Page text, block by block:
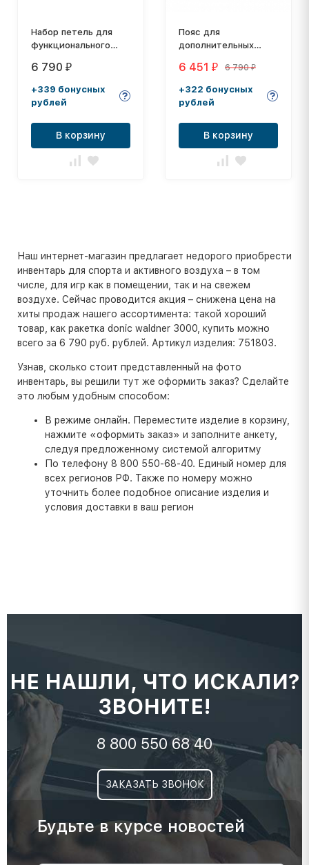
Набор петель для
функционального
профессиональный
6 790 ₽
+339 бонусных
рублей
В корзину
Пояс для
дополнительных
Fitness Dipping Belt
8553-04
6 451 ₽ 6 790₽
+322 бонусных
рублей
В корзину
Наш интернет-магазин предлагает недорого приобрести
инвентарь для спорта и активного воздуха – в том
числе, для игр как в помещении, так и на свежем
воздухе. Сейчас проводится акция – снижена цена на
хиты продаж нашего ассортимента: такой хороший
товар, как ракетка donic waldner 3000, купить можно
всего за 6 790 руб. рублей. Артикул изделия: 751803.
Узнав, сколько стоит представленный на фото
инвентарь, вы решили тут же оформить заказ? Сделайте
это любым удобным способом:
В режиме онлайн. Переместите изделие в корзину,
нажмите «оформить заказ» и заполните анкету,
следуя предложенному системой алгоритму
По телефону 8 800 550-68-40. Единый номер для
всех регионов РФ. Также по номеру можно
уточнить более подобное описание изделия и
условия доставки в ваш регион
НЕ НАШЛИ, ЧТО ИСКАЛИ?
ЗВОНИТЕ!
8 800 550 68 40
ЗАКАЗАТЬ ЗВОНОК
Будьте в курсе новостей